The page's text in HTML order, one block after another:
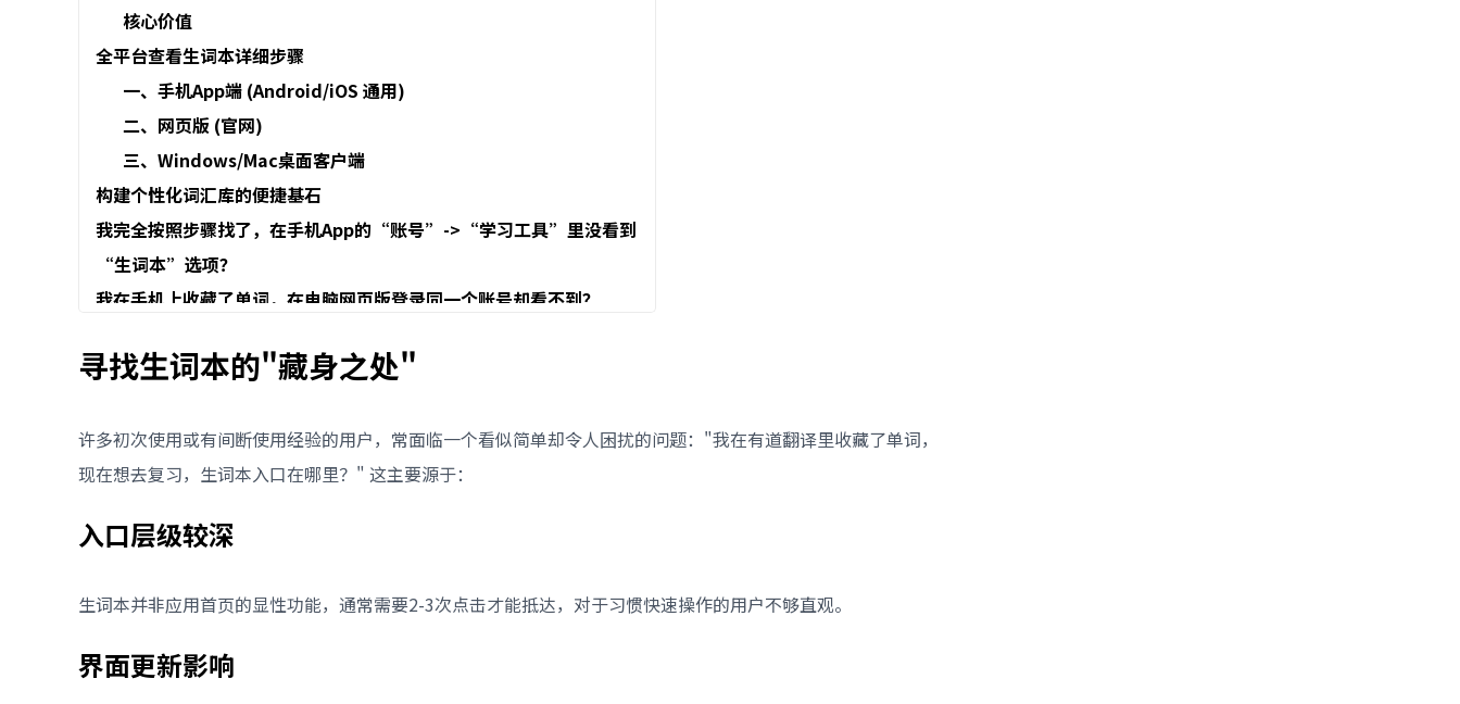
核心价值
全平台查看生词本详细步骤
一、手机App端 (Android/iOS 通用)
二、网页版 (官网)
三、Windows/Mac桌面客户端
构建个性化词汇库的便捷基石
我完全按照步骤找了，在手机App的“账号”->“学习工具”里没看到
“生词本”选项？
我在手机上收藏了单词，在电脑网页版登录同一个账号却看不到？
作？
寻找生词本的"藏身之处"
许多初次使用或有间断使用经验的用户，常面临一个看似简单却令人困扰的问题："我在有道翻译里收藏了单词，
现在想去复习，生词本入口在哪里？" 这主要源于：
入口层级较深
生词本并非应用首页的显性功能，通常需要2-3次点击才能抵达，对于习惯快速操作的用户不够直观。
界面更新影响